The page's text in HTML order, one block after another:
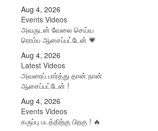
Aug 4, 2026
Events Videos
அவருடன் வேலை செய்ய
ரொம்ப ஆசைப்பட்டேன் 💗
Aug 4, 2026
Latest Videos
அவரைப் பார்த்து தான் நான்
ஆசைப்பட்டேன் !
Aug 4, 2026
Events Videos
கருப்பு படத்திற்கு பிறகு ! 🔥